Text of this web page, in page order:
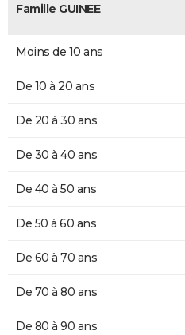
Famille GUINEE
Moins de 10 ans
De 10 à 20 ans
De 20 à 30 ans
De 30 à 40 ans
De 40 à 50 ans
De 50 à 60 ans
De 60 à 70 ans
De 70 à 80 ans
De 80 à 90 ans